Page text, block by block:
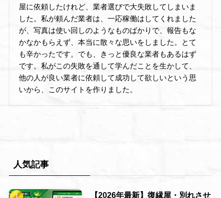
屋に依頼したけれど、業者選びで大失敗してしまいま
した。私が頼んだ業者は、一応稼働はしてくれました
が、写真は使い回しのようなものばかりで、報告もな
かなかもらえず、本当に散々な思いをしました。とて
も辛かったです。でも、きっと優良な業者もあるはず
です。私がこの失敗を通して学んだことを生かして、
他の人が良い業者に依頼して成功して欲しいという思
いから、このサイトを作りました。
人気記事
【2026年最新】復縁屋・別れさせ